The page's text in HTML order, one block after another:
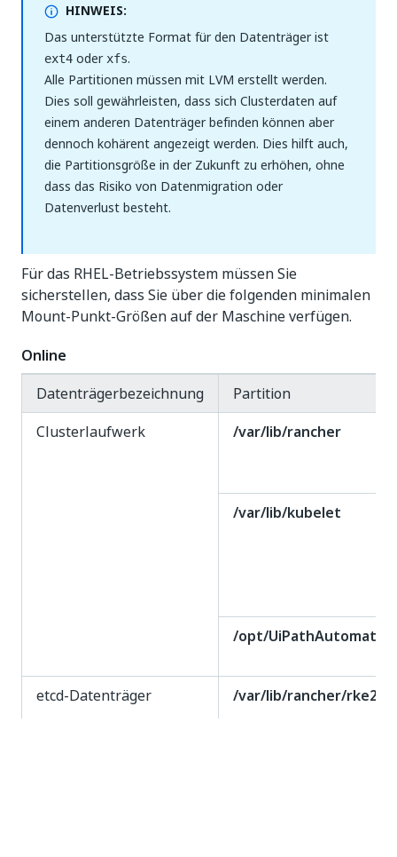
HINWEIS:
Das unterstützte Format für den Datenträger ist
ext4 oder xfs.
Alle Partitionen müssen mit LVM erstellt werden.
Dies soll gewährleisten, dass sich Clusterdaten auf
einem anderen Datenträger befinden können aber
dennoch kohärent angezeigt werden. Dies hilft auch,
die Partitionsgröße in der Zukunft zu erhöhen, ohne
dass das Risiko von Datenmigration oder
Datenverlust besteht.
Für das RHEL-Betriebssystem müssen Sie
sicherstellen, dass Sie über die folgenden minimalen
Mount-Punkt-Größen auf der Maschine verfügen.
Online
Datenträgerbezeichnung
Partition
Clusterlaufwerk
/var/lib/rancher
/var/lib/kubelet
/opt/
etcd-Datenträger /var/lib/rancher/rke2/